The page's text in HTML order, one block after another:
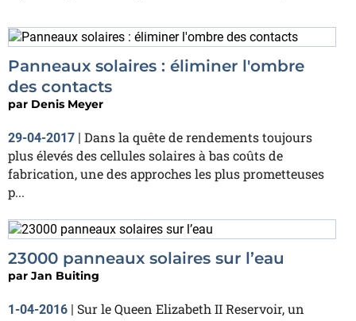
Panneaux solaires : éliminer l'ombre
des contacts
par Denis Meyer
29-04-2017 | Dans la quête de rendements toujours
plus élevés des cellules solaires à bas coûts de
fabrication, une des approches les plus prometteuses
p...
23000 panneaux solaires sur l’eau
par Jan Buiting
1-04-2016 | Sur le Queen Elizabeth II Reservoir, un